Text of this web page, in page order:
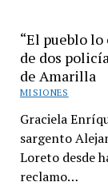
Diario
Ahora
Litoral
“El pueblo
de dos
de Amarilla
MISIONES
Graciela
sargento
Loreto desde
reclamo…